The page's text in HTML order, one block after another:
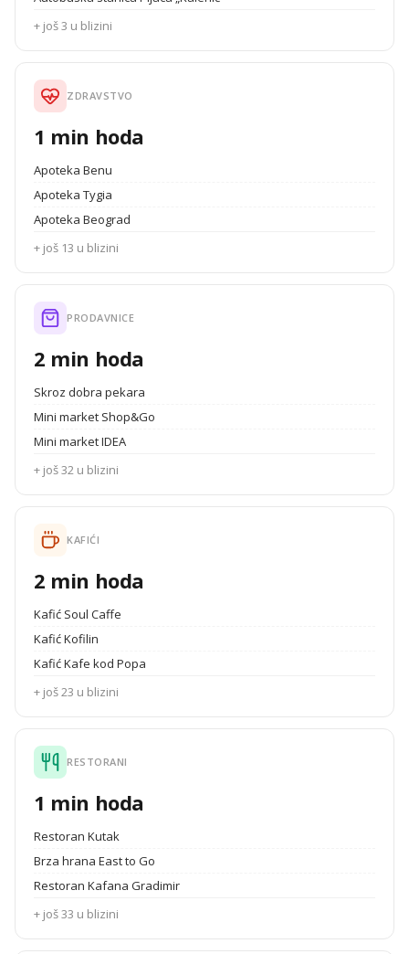
+ još 3 u blizini
ZDRAVSTVO
1 min hoda
Apoteka Benu
Apoteka Tygia
Apoteka Beograd
+ još 13 u blizini
PRODAVNICE
2 min hoda
Skroz dobra pekara
Mini market Shop&Go
Mini market IDEA
+ još 32 u blizini
KAFIĆI
2 min hoda
Kafić Soul Caffe
Kafić Kofilin
Kafić Kafe kod Popa
+ još 23 u blizini
RESTORANI
1 min hoda
Restoran Kutak
Brza hrana East to Go
Restoran Kafana Gradimir
+ još 33 u blizini